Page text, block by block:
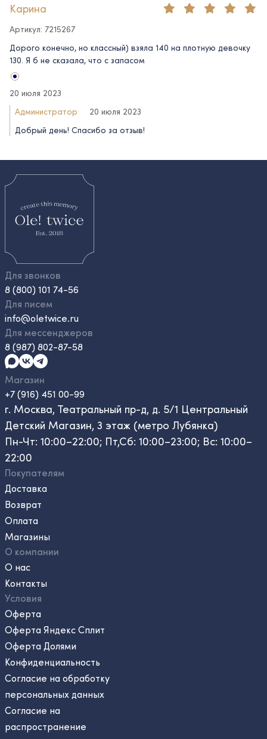
Карина
Артикул: 7215267
Дорого конечно, но классный) взяла 140 на плотную девочку
130. Я б не сказала, что с запасом
20 июля 2023
Администратор
20 июля 2023
Добрый день! Спасибо за отзыв!
Для звонков
8 (800) 101 74-56
Для писем
info@oletwice.ru
Для мессенджеров
8 (987) 802-87-58
Магазин
+7 (916) 451 00-99
г. Москва, Театральный пр-д, д. 5/1 Центральный
Детский Магазин, 3 этаж (метро Лубянка)
Пн-Чт: 10:00–22:00; Пт,Сб: 10:00–23:00; Вс: 10:00–
22:00
Покупателям
Доставка
Возврат
Оплата
Магазины
О компании
О нас
Контакты
Условия
Оферта
Оферта Яндекс Сплит
Оферта Долями
Конфиденциальность
Согласие на обработку
персональных данных
Согласие на
распространение